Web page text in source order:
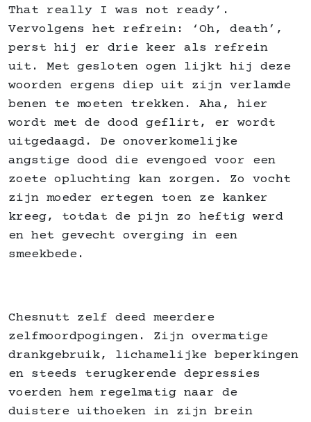
That really I was not ready’.
Vervolgens het refrein: ‘Oh, death’,
perst hij er drie keer als refrein
uit. Met gesloten ogen lijkt hij deze
woorden ergens diep uit zijn verlamde
benen te moeten trekken. Aha, hier
wordt met de dood geflirt, er wordt
uitgedaagd. De onoverkomelijke
angstige dood die evengoed voor een
zoete opluchting kan zorgen. Zo vocht
zijn moeder ertegen toen ze kanker
kreeg, totdat de pijn zo heftig werd
en het gevecht overging in een
smeekbede.
Chesnutt zelf deed meerdere
zelfmoordpogingen. Zijn overmatige
drankgebruik, lichamelijke beperkingen
en steeds terugkerende depressies
voerden hem regelmatig naar de
duistere uithoeken in zijn brein